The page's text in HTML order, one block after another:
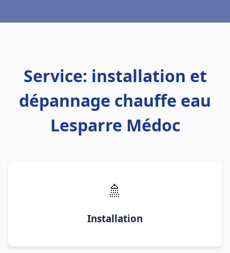
Service: installation et
dépannage chauffe eau
Lesparre Médoc
🚿
Installation